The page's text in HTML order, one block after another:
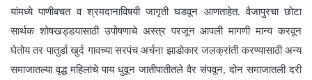
यांमध्ये पाणीबचत व श्रमदानाविषयी जागृती घडवून आणताहेत. वैजापुरचा छोटा
सार्थक शोषखड्डयासाठी उपोषणाचे अस्त्र परजून आपली मागणी मान्य करवून
घेतोय तर पातुर्डा खुर्द गावच्या सरपंच अर्चना झाडोकार जलक्रांती करण्यासाठी अन्य
समाजातल्या वृद्ध महिलांचे पाय धुवून जातीपातीतले वैर संपवून, दोन समाजातली दरी